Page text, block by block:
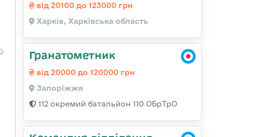
від 20100 до 123000 грн
Харків, Харківська область
Гранатометник
від 20000 до 120000 грн
Запоріжжя
112 окремий батальйон 110 ОБрТрО